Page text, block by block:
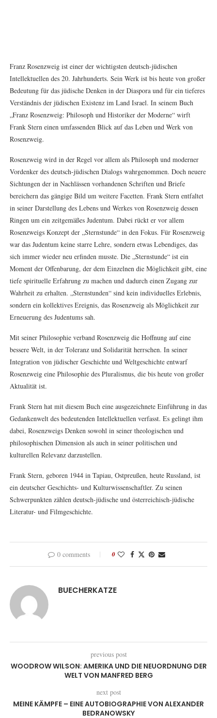
Franz Rosenzweig ist einer der wichtigsten deutsch-jüdischen
Intellektuellen des 20. Jahrhunderts. Sein Werk ist bis heute von großer
Bedeutung für das jüdische Denken in der Diaspora und für ein tieferes
Verständnis der jüdischen Existenz im Land Israel. In seinem Buch
„Franz Rosenzweig: Philosoph und Historiker der Moderne“ wirft
Frank Stern einen umfassenden Blick auf das Leben und Werk von
Rosenzweig.
Rosenzweig wird in der Regel vor allem als Philosoph und moderner
Vordenker des deutsch-jüdischen Dialogs wahrgenommen. Doch neuere
Sichtungen der in Nachlässen vorhandenen Schriften und Briefe
bereichern das gängige Bild um weitere Facetten. Frank Stern entfaltet
in seiner Darstellung des Lebens und Werkes von Rosenzweig dessen
Ringen um ein zeitgemäßes Judentum. Dabei rückt er vor allem
Rosenzweigs Konzept der „Sternstunde“ in den Fokus. Für Rosenzweig
war das Judentum keine starre Lehre, sondern etwas Lebendiges, das
sich immer wieder neu erfinden musste. Die „Sternstunde“ ist ein
Moment der Offenbarung, der dem Einzelnen die Möglichkeit gibt, eine
tiefe spirituelle Erfahrung zu machen und dadurch einen Zugang zur
Wahrheit zu erhalten. „Sternstunden“ sind kein individuelles Erlebnis,
sondern ein kollektives Ereignis, das Rosenzweig als Möglichkeit zur
Erneuerung des Judentums sah.
Mit seiner Philosophie verband Rosenzweig die Hoffnung auf eine
bessere Welt, in der Toleranz und Solidarität herrschen. In seiner
Integration von jüdischer Geschichte und Weltgeschichte entwarf
Rosenzweig eine Philosophie des Pluralismus, die bis heute von großer
Aktualität ist.
Frank Stern hat mit diesem Buch eine ausgezeichnete Einführung in das
Gedankenwelt des bedeutenden Intellektuellen verfasst. Es gelingt ihm
dabei, Rosenzweigs Denken sowohl in seiner theologischen und
philosophischen Dimension als auch in seiner politischen und
kulturellen Relevanz darzustellen.
Frank Stern, geboren 1944 in Tapiau, Ostpreußen, heute Russland, ist
ein deutscher Geschichts- und Kulturwissenschaftler. Zu seinen
Schwerpunkten zählen deutsch-jüdische und österreichisch-jüdische
Literatur- und Filmgeschichte.
0 comments 0
BUECHERKATZE
previous post
WOODROW WILSON: AMERIKA UND DIE NEUORDNUNG DER
WELT VON MANFRED BERG
next post
MEINE KÄMPFE – EINE AUTOBIOGRAPHIE VON ALEXANDER
BEDRANOWSKY